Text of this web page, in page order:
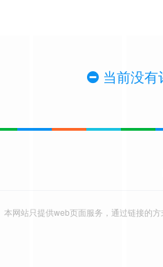
当前没有
本网站只提供web页面服务，通过链接的